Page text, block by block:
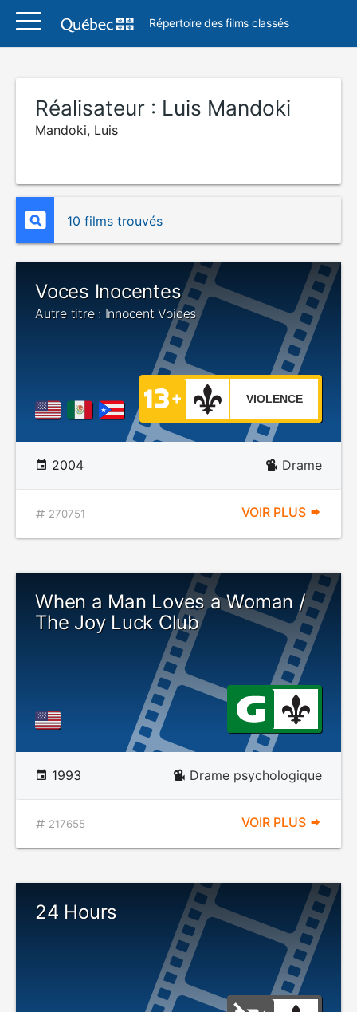
Répertoire des films classés
Réalisateur : Luis Mandoki
Mandoki, Luis
10 films trouvés
Voces Inocentes
Autre titre : Innocent Voices
VIOLENCE
2004 Drame
270751 VOIR PLUS
When a Man Loves a Woman /
The Joy Luck Club
1993 Drame psychologique
217655 VOIR PLUS
24 Hours